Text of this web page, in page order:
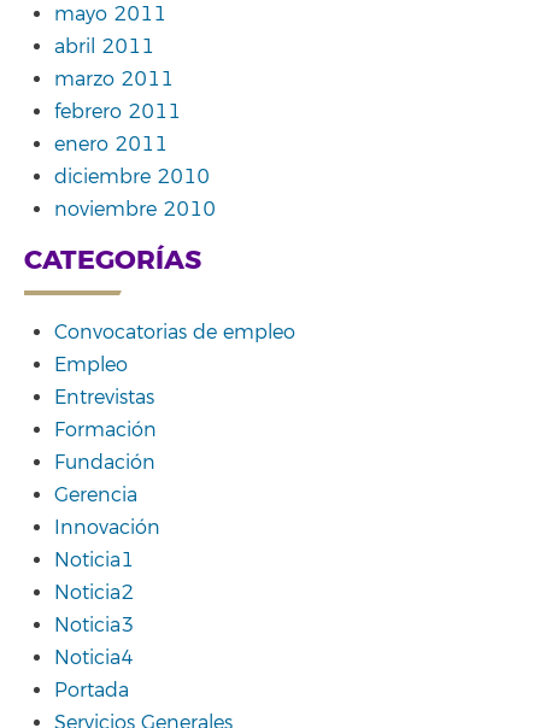
mayo 2011
abril 2011
marzo 2011
febrero 2011
enero 2011
diciembre 2010
noviembre 2010
CATEGORÍAS
Convocatorias de empleo
Empleo
Entrevistas
Formación
Fundación
Gerencia
Innovación
Noticia1
Noticia2
Noticia3
Noticia4
Portada
Servicios Generales